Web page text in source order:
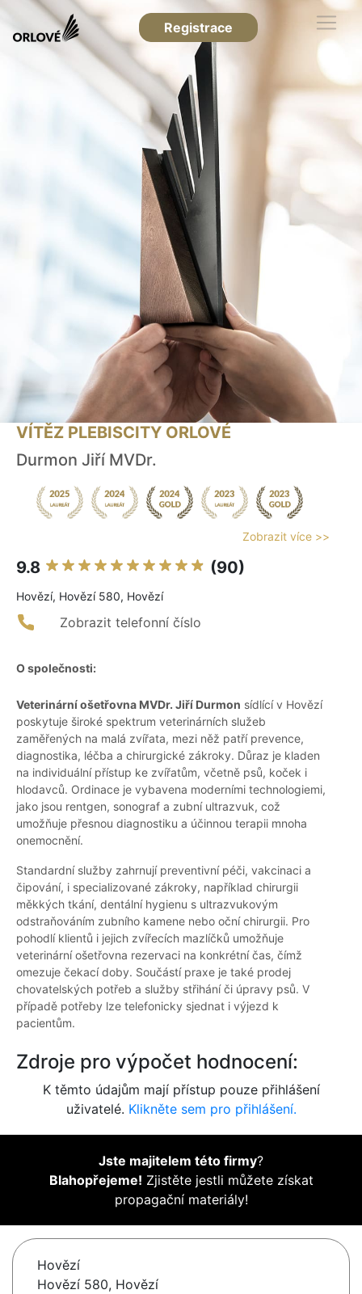
Registrace
VÍTĚZ PLEBISCITY ORLOVÉ
Durmon Jiří MVDr.
Zobrazit více >>
9.8 (90)
Hovězí, Hovězí 580, Hovězí
Zobrazit telefonní číslo
O společnosti:
Veterinární ošetřovna MVDr. Jiří Durmon sídlící v Hovězí
poskytuje široké spektrum veterinárních služeb
zaměřených na malá zvířata, mezi něž patří prevence,
diagnostika, léčba a chirurgické zákroky. Důraz je kladen
na individuální přístup ke zvířatům, včetně psů, koček i
hlodavců. Ordinace je vybavena moderními technologiemi,
jako jsou rentgen, sonograf a zubní ultrazvuk, což
umožňuje přesnou diagnostiku a účinnou terapii mnoha
onemocnění.
Standardní služby zahrnují preventivní péči, vakcinaci a
čipování, i specializované zákroky, například chirurgii
měkkých tkání, dentální hygienu s ultrazvukovým
odstraňováním zubního kamene nebo oční chirurgii. Pro
pohodlí klientů i jejich zvířecích mazlíčků umožňuje
veterinární ošetřovna rezervaci na konkrétní čas, čímž
omezuje čekací doby. Součástí praxe je také prodej
chovatelských potřeb a služby střihání či úpravy psů. V
případě potřeby lze telefonicky sjednat i výjezd k
pacientům.
Zdroje pro výpočet hodnocení:
K těmto údajům mají přístup pouze přihlášení
uživatelé. Klikněte sem pro přihlášení.
Jste majitelem této firmy?
Blahopřejeme! Zjistěte jestli můžete získat
propagační materiály!
Hovězí
Hovězí 580, Hovězí